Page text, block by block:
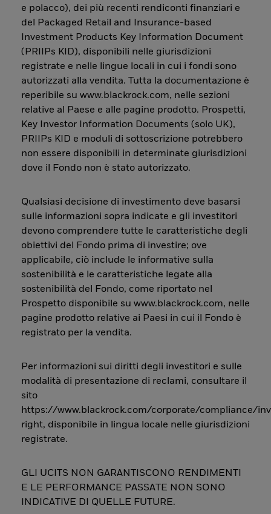
e polacco), dei più recenti rendiconti finanziari e
del Packaged Retail and Insurance-based
Investment Products Key Information Document
(PRIIPs KID), disponibili nelle giurisdizioni
registrate e nelle lingue locali in cui i fondi sono
autorizzati alla vendita. Tutta la documentazione è
reperibile su www.blackrock.com, nelle sezioni
relative al Paese e alle pagine prodotto. Prospetti,
Key Investor Information Documents (solo UK),
PRIIPs KID e moduli di sottoscrizione potrebbero
non essere disponibili in determinate giurisdizioni
dove il Fondo non è stato autorizzato.
Qualsiasi decisione di investimento deve basarsi
sulle informazioni sopra indicate e gli investitori
devono comprendere tutte le caratteristiche degli
obiettivi del Fondo prima di investire; ove
applicabile, ciò include le informative sulla
sostenibilità e le caratteristiche legate alla
sostenibilità del Fondo, come riportato nel
Prospetto disponibile su www.blackrock.com, nelle
pagine prodotto relative ai Paesi in cui il Fondo è
registrato per la vendita.
Per informazioni sui diritti degli investitori e sulle
modalità di presentazione di reclami, consultare il
sito
https://www.blackrock.com/corporate/compliance/
right, disponibile in lingua locale nelle giurisdizioni
registrate.
GLI UCITS NON GARANTISCONO RENDIMENTI
E LE PERFORMANCE PASSATE NON SONO
INDICATIVE DI QUELLE FUTURE.